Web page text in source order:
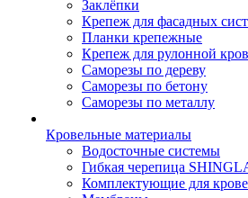
Заклёпки
Крепеж для фасадных
Планки крепежные
Крепеж для рулонной
Саморезы по дереву
Саморезы по бетону
Саморезы по металлу
Кровельные материалы
Водосточные системы
Гибкая черепица
Комплектующие для